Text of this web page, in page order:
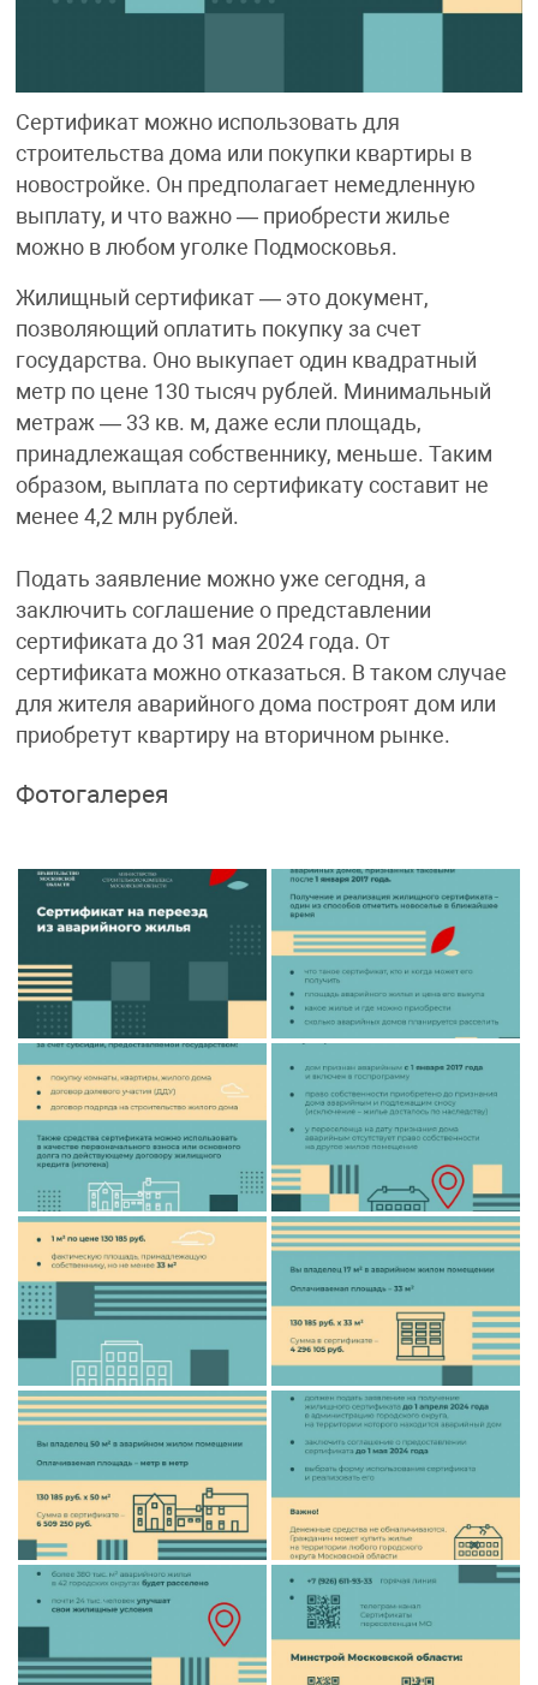
Сертификат можно использовать для
строительства дома или покупки квартиры в
новостройке. Он предполагает немедленную
выплату, и что важно — приобрести жилье
можно в любом уголке Подмосковья.
Жилищный сертификат — это документ,
позволяющий оплатить покупку за счет
государства. Оно выкупает один квадратный
метр по цене 130 тысяч рублей. Минимальный
метраж — 33 кв. м, даже если площадь,
принадлежащая собственнику, меньше. Таким
образом, выплата по сертификату составит не
менее 4,2 млн рублей.
Подать заявление можно уже сегодня, а
заключить соглашение о представлении
сертификата до 31 мая 2024 года. От
сертификата можно отказаться. В таком случае
для жителя аварийного дома построят дом или
приобретут квартиру на вторичном рынке.
Фотогалерея